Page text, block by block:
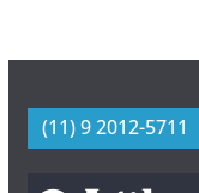
(11) 9 2012-5711